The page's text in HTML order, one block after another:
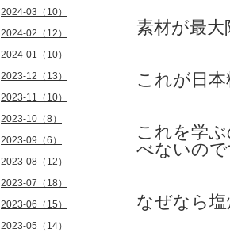
素材が最
これが日
これを学
べないの
なぜなら
2024-03（10）
2024-02（12）
2024-01（10）
2023-12（13）
2023-11（10）
2023-10（8）
2023-09（6）
2023-08（12）
2023-07（18）
2023-06（15）
2023-05（14）